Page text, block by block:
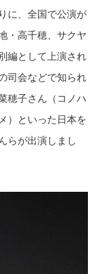
に、全国で公演が
・高千穂、サクヤ
編として上演され
司会などで知られ
穂子さん（コノハ
）といった日本を
らが出演しまし